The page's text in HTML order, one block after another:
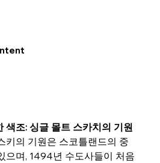
색조: 싱글 몰트 스카치의 기원
키의 기원은 스코틀랜드의 중
으며, 1494년 수도사들이 처음